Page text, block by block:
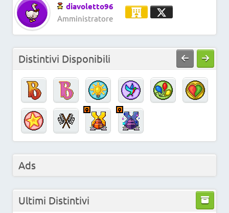
diavoletto96
Amministratore
Distintivi Disponibili
Ads
Ultimi Distintivi